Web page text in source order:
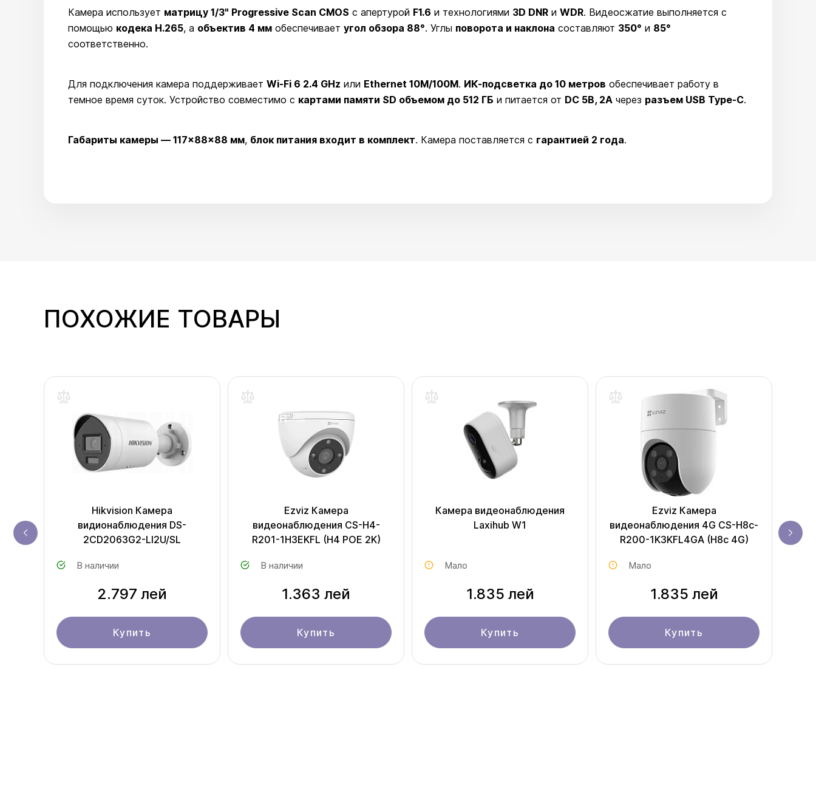
Камера использует матрицу 1/3" Progressive Scan CMOS с апертурой F1.6 и технологиями 3D DNR и WDR. Видеосжатие выполняется с
помощью кодека H.265, а объектив 4 мм обеспечивает угол обзора 88°. Углы поворота и наклона составляют 350° и 85°
соответственно.
Для подключения камера поддерживает Wi-Fi 6 2.4 GHz или Ethernet 10M/100M. ИК-подсветка до 10 метров обеспечивает работу в
темное время суток. Устройство совместимо с картами памяти SD объемом до 512 ГБ и питается от DC 5В, 2A через разъем USB Type-C.
Габариты камеры — 117×88×88 мм, блок питания входит в комплект. Камера поставляется с гарантией 2 года.
ПОХОЖИЕ ТОВАРЫ
Hikvision Камера
видионаблюдения DS-
2CD2063G2-LI2U/SL
В наличии
2.797 лей
Купить
Ezviz Камера
видеонаблюдения CS-H4-
R201-1H3EKFL (H4 POE 2K)
В наличии
1.363 лей
Купить
Камера видеонаблюдения
Laxihub W1
Мало
1.835 лей
Купить
Ezviz Камера
видеонаблюдения 4G CS-H8c-
R200-1K3KFL4GA (H8c 4G)
Мало
1.835 лей
Купить